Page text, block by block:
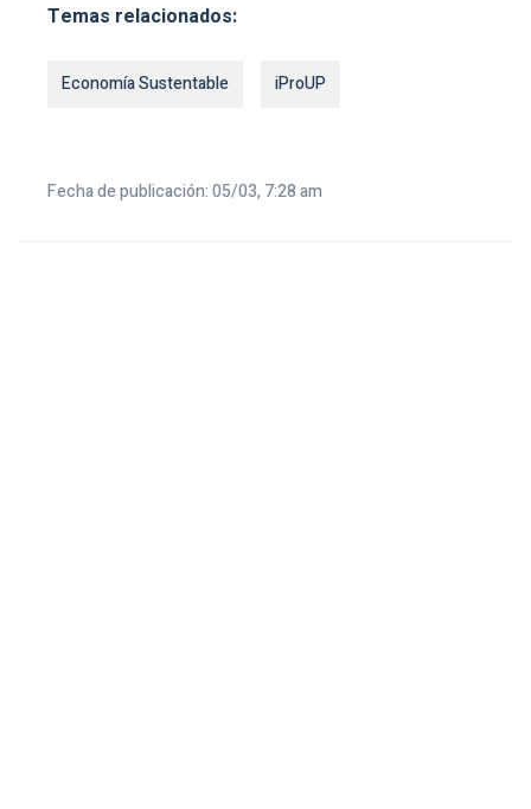
Temas relacionados:
Economía Sustentable iProUP
Fecha de publicación: 05/03, 7:28 am